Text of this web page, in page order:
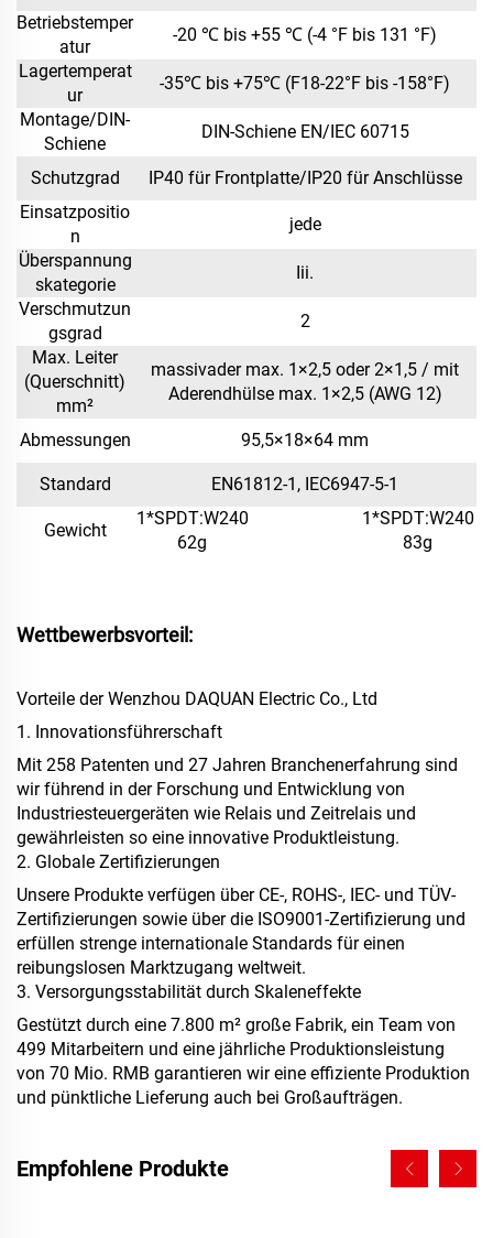
Betriebstemper
atur
-20 ℃ bis +55 ℃ (-4 °F bis 131 °F)
Lagertemperat
ur
-35℃ bis +75℃ (F18-22°F bis -158°F)
Montage/DIN-
Schiene
DIN-Schiene EN/IEC 60715
Schutzgrad
IP40 für Frontplatte/IP20 für Anschlüsse
Einsatzpositio
n
jede
Überspannung
skategorie
Iii.
Verschmutzun
gsgrad
2
Max. Leiter
(Querschnitt)
mm²
massivader max. 1×2,5 oder 2×1,5 / mit
Aderendhülse max. 1×2,5 (AWG 12)
Abmessungen 95,5×18×64 mm
Standard EN61812-1, IEC6947-5-1
Gewicht
1*SPDT:W240
62g
1*SPDT:W240
83g
Wettbewerbsvorteil:
Vorteile der Wenzhou DAQUAN Electric Co., Ltd
1. Innovationsführerschaft
Mit 258 Patenten und 27 Jahren Branchenerfahrung sind
wir führend in der Forschung und Entwicklung von
Industriesteuergeräten wie Relais und Zeitrelais und
gewährleisten so eine innovative Produktleistung.
2. Globale Zertifizierungen
Unsere Produkte verfügen über CE-, ROHS-, IEC- und TÜV-
Zertifizierungen sowie über die ISO9001-Zertifizierung und
erfüllen strenge internationale Standards für einen
reibungslosen Marktzugang weltweit.
3. Versorgungsstabilität durch Skaleneffekte
Gestützt durch eine 7.800 m² große Fabrik, ein Team von
499 Mitarbeitern und eine jährliche Produktionsleistung
von 70 Mio. RMB garantieren wir eine effiziente Produktion
und pünktliche Lieferung auch bei Großaufträgen.
Empfohlene Produkte